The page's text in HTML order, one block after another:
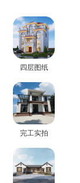
四层图纸
完工实拍